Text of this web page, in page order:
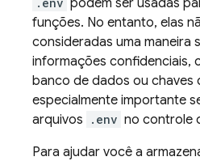
podem ser usadas
funções. No entanto, elas
consideradas uma maneira
informações confidenciais,
banco de dados ou chaves
especialmente importante
arquivos
.env no controle
Para ajudar você a